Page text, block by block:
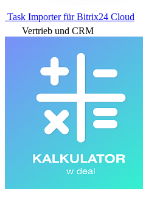
Task Importer für Bitrix24 Cloud
Vertrieb und CRM